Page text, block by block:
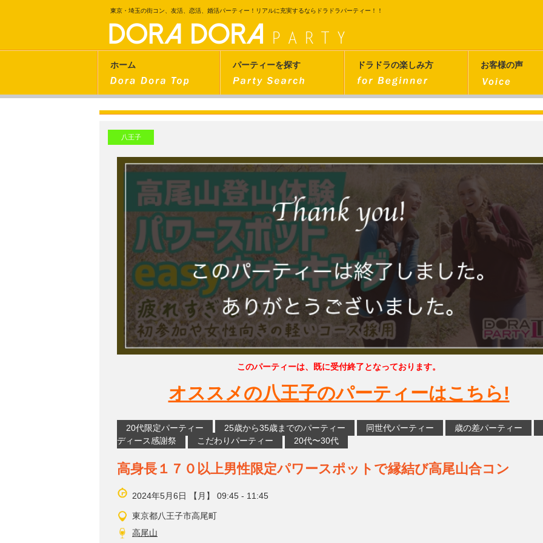
東京・埼玉の街コン、友活、恋活、婚活パーティー！リアルに充実するならドラドラパーティー！！
ホーム パーティーを探す ドラドラの楽しみ方 お客様の声
八王子
このパーティーは、既に受付終了となっております。
オススメの八王子のパーティーはこちら!
20代限定パーティー 25歳から35歳までのパーティー 同世代パーティー
歳の差パーティー
ディース感謝祭
こだわりパーティー 20代〜30代
高身長１７０以上男性限定パワースポットで縁結び高尾山合コン
2024年5月6日 【月】 09:45 - 11:45
東京都八王子市高尾町
高尾山